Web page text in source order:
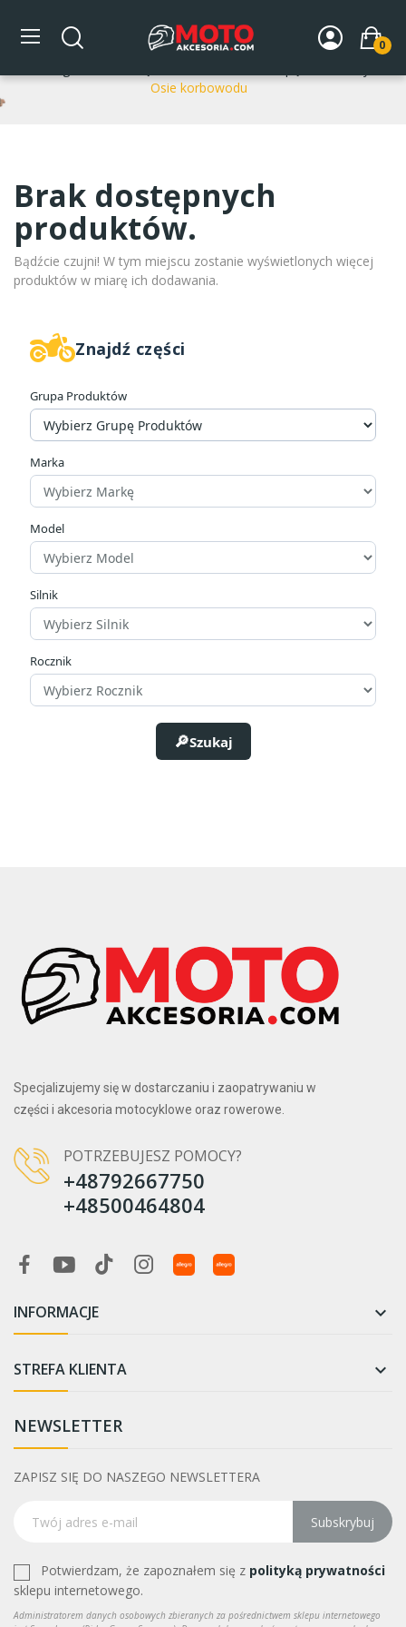
0
Osie korbowodu
Osie korbowodu
Znajdź części
Grupa Produktów
Marka
Model
Silnik
Rocznik
Szukaj
Brak dostępnych
produktów.
Bądźcie czujni! W tym miejscu zostanie wyświetlonych więcej
produktów w miarę ich dodawania.
Specjalizujemy się w dostarczaniu i zaopatrywaniu w
części i akcesoria motocyklowe oraz rowerowe.
POTRZEBUJESZ POMOCY?
+48792667750
+48500464804
INFORMACJE 
STREFA KLIENTA 
NEWSLETTER
ZAPISZ SIĘ DO NASZEGO NEWSLETTERA
Subskrybuj
Potwierdzam, że zapoznałem się z polityką prywatności
sklepu internetowego.
Administratorem danych osobowych zbieranych za pośrednictwem sklepu internetowego